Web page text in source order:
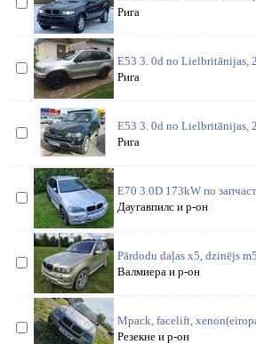
Рига
E53 3. 0d no Lielbritānijas,
Рига
E53 3. 0d no Lielbritānijas,
Рига
E70 3.0D 173kW по
Даугавпилс и р-он
Pārdodu daļas x5, dzinējs
Валмиера и р-он
Mpack, facelift,
Резекне и р-он